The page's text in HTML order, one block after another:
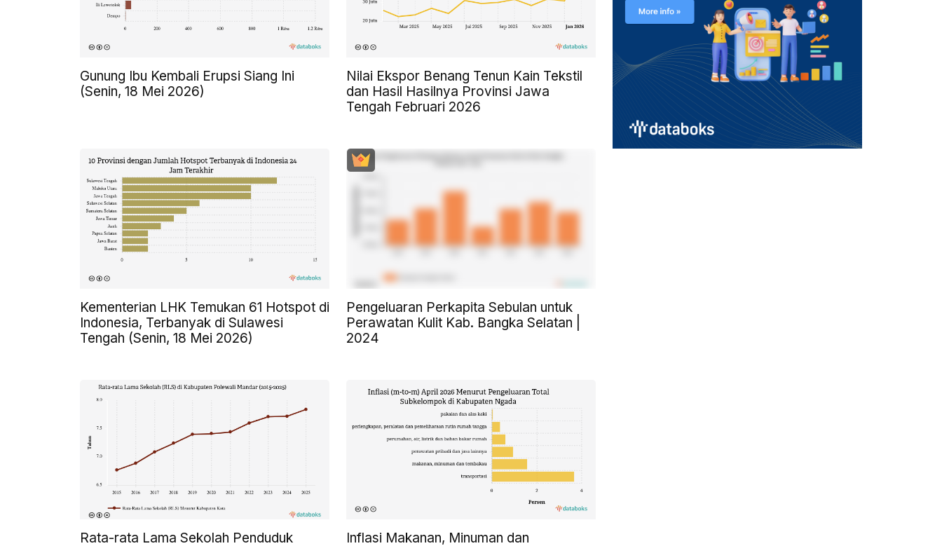
Gunung Ibu Kembali Erupsi Siang Ini
(Senin, 18 Mei 2026)
Nilai Ekspor Benang Tenun Kain Tekstil
dan Hasil Hasilnya Provinsi Jawa
Tengah Februari 2026
Kementerian LHK Temukan 61 Hotspot di
Indonesia, Terbanyak di Sulawesi
Tengah (Senin, 18 Mei 2026)
Pengeluaran Perkapita Sebulan untuk
Perawatan Kulit Kab. Bangka Selatan |
2024
Rata-rata Lama Sekolah Penduduk
Inflasi Makanan, Minuman dan